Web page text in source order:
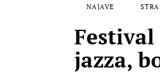
NAJAVE
jazza,